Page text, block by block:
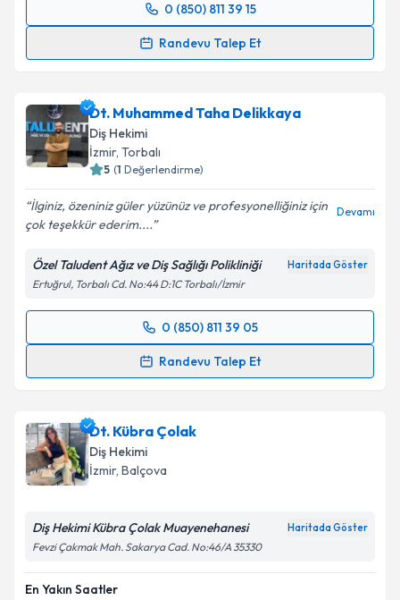
0 (850) 811 39 15
Randevu Talep Et
Randevu Takvimi Talebi
hazırlandığında e-posta ile bilgilendireceğiz.
E-posta Adresiniz
kapsamda işlenmesini kabul ediyorum.
Takvim Talebini Gönder
Dt. Muhammed Taha Delikkaya
Diş Hekimi
İzmir, Torbalı
5 (1 Değerlendirme)
İlginiz, özeniniz güler yüzünüz ve profesyonelliğiniz için
çok teşekkür ederim....
Devamı
Özel Taludent Ağız ve Diş Sağlığı Polikliniği Haritada Göster
Ertuğrul, Torbalı Cd. No:44 D:1C Torbalı/İzmir
0 (850) 811 39 05
Randevu Talep Et
Randevu Takvimi Talebi
almanız için bir takvim hazırlandığında e-posta ile
bilgilendireceğiz.
E-posta Adresiniz
Kişisel verilerimin işlenmesine ilişkinAydınlatma
Metni
Dt. Kübra Çolak
Diş Hekimi
İzmir, Balçova
Diş Hekimi Kübra Çolak Muayenehanesi Haritada Göster
Fevzi Çakmak Mah. Sakarya Cad. No:46/A 35330
En Yakın Saatler